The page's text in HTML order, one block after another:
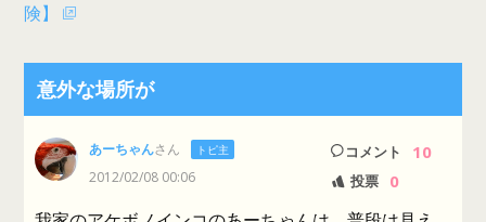
険】
意外な場所が
あーちゃんさん トピ主
2012/02/08 00:06
コメント 10
投票 0